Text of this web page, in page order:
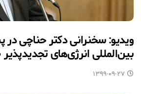
ویدیو: سخنرانی دکتر حناچی
بین‌المللی انرژی‌های تجدیدپذیر ۲۰۲۰
۱۳۹۹-۰۹-۲۷